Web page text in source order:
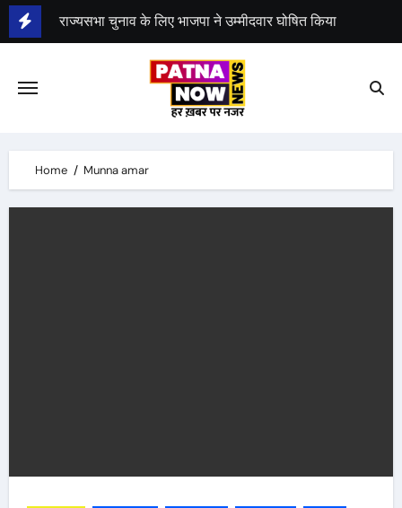
Skip
to
राज्यसभा चुनाव के लिए भाजपा ने उम्मीदवार घोषित किया
बार काउंसिल ऑफ इंडिया के अध्यक्ष मनन मिश्रा बिहार से उम्मीदवार
Home Munna amar